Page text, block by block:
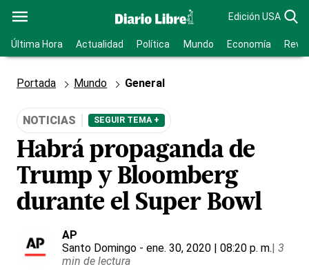
Edición USA
Última Hora Actualidad Política Mundo Economía
Portada Mundo General
NOTICIAS SEGUIR TEMA +
Habrá propaganda de
Trump y Bloomberg
durante el Super Bowl
AP
Santo Domingo - ene. 30, 2020 | 08:20 p. m.| 3
min de lectura